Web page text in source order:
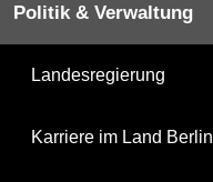
Politik & Verwaltung
Landesregierung
Karriere im Land Berlin